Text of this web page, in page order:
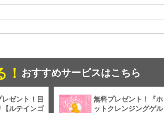
おすすめサービスはこちら
ゼント！目
【ルテインゴ
無料プレゼント！『ホ
ットクレンジングゲル